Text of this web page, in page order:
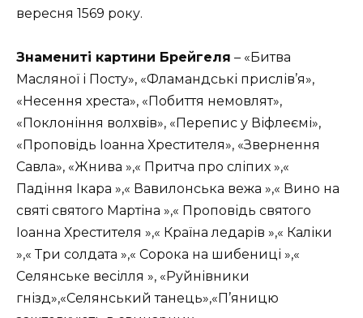
вересня 1569 року.
Знамениті картини Брейгеля – «Битва
Масляної і Посту», «Фламандські прислів’я»,
«Несення хреста», «Побиття немовлят»,
«Поклоніння волхвів», «Перепис у Віфлеємі»,
«Проповідь Іоанна Хрестителя», «Звернення
Савла», «Жнива »,« Притча про сліпих »,«
Падіння Ікара »,« Вавилонська вежа »,« Вино на
святі святого Мартіна »,« Проповідь святого
Іоанна Хрестителя »,« Країна ледарів »,« Каліки
»,« Три солдата »,« Сорока на шибениці »,«
Селянське весілля », «Руйнівники
гнізд»,«Селянський танець»,«П’яницю